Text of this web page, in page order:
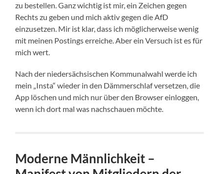
zu bestellen. Ganz wichtig ist mir, ein Zeichen gegen
Rechts zu geben und mich aktiv gegen die AfD
einzusetzen. Mir ist klar, dass ich möglicherweise wenig
mit meinen Postings erreiche. Aber ein Versuch ist es für
mich wert.
Nach der niedersächsischen Kommunalwahl werde ich
mein „Insta“ wieder in den Dämmerschlaf versetzen, die
App löschen und mich nur über den Browser einloggen,
wenn ich dort mal was nachschauen möchte.
Moderne Männlichkeit –